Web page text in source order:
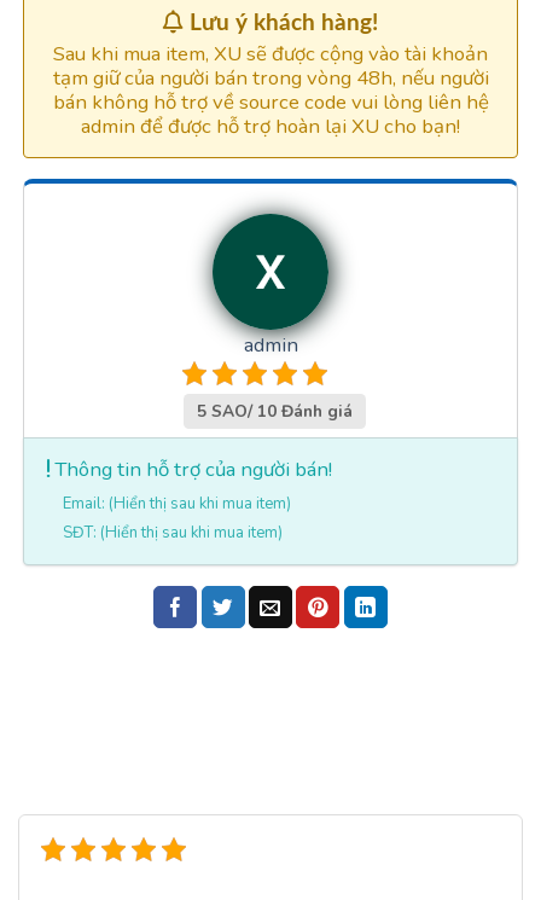
Lưu ý khách hàng!
Sau khi mua item, XU sẽ được cộng vào tài khoản
tạm giữ của người bán trong vòng 48h, nếu người
bán không hỗ trợ về source code vui lòng liên hệ
admin để được hỗ trợ hoàn lại XU cho bạn!
admin
5 SAO/ 10 Đánh giá
Thông tin hỗ trợ của người bán!
Email: (Hiển thị sau khi mua item)
SĐT: (Hiển thị sau khi mua item)